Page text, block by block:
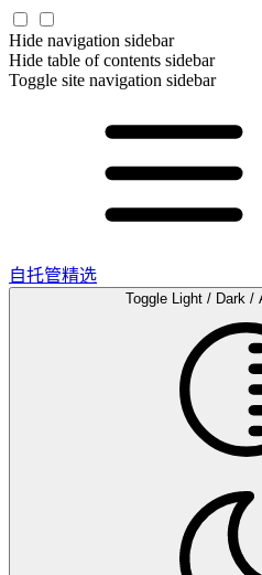
Hide navigation sidebar
Hide table of contents sidebar
Toggle site navigation sidebar
自托管精选
Toggle Light / Dark /